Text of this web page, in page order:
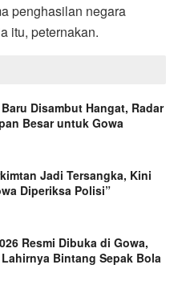
penghasilan negara
itu, peternakan.
Disambut Hangat, Radar
Besar untuk Gowa
Jadi Tersangka, Kini
Diperiksa Polisi”
Resmi Dibuka di Gowa,
Bintang Sepak Bola